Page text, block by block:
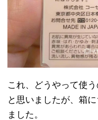
これ、どうやって使
と思いましたが、箱
ました。